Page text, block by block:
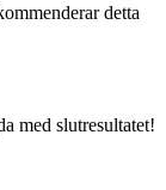
detta
med slutresultatet!